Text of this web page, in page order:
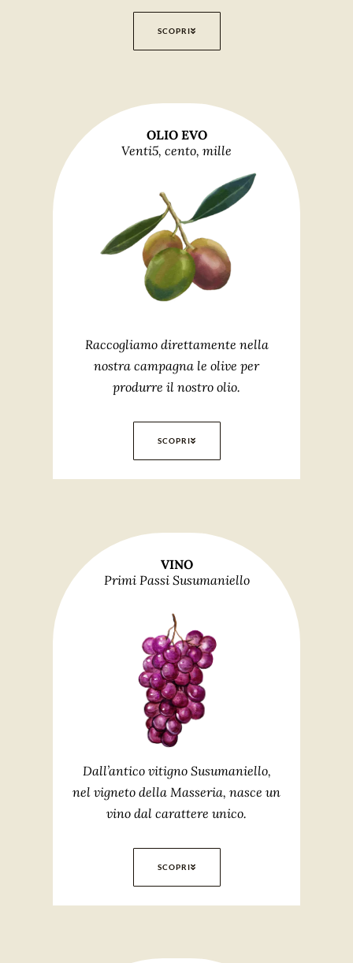
SCOPRI
OLIO EVO
Venti5, cento, mille
Raccogliamo direttamente nella
nostra campagna le olive per
produrre il nostro olio.
SCOPRI
VINO
Primi Passi Susumaniello
Dall’antico vitigno Susumaniello,
nel vigneto della Masseria, nasce un
vino dal carattere unico.
SCOPRI